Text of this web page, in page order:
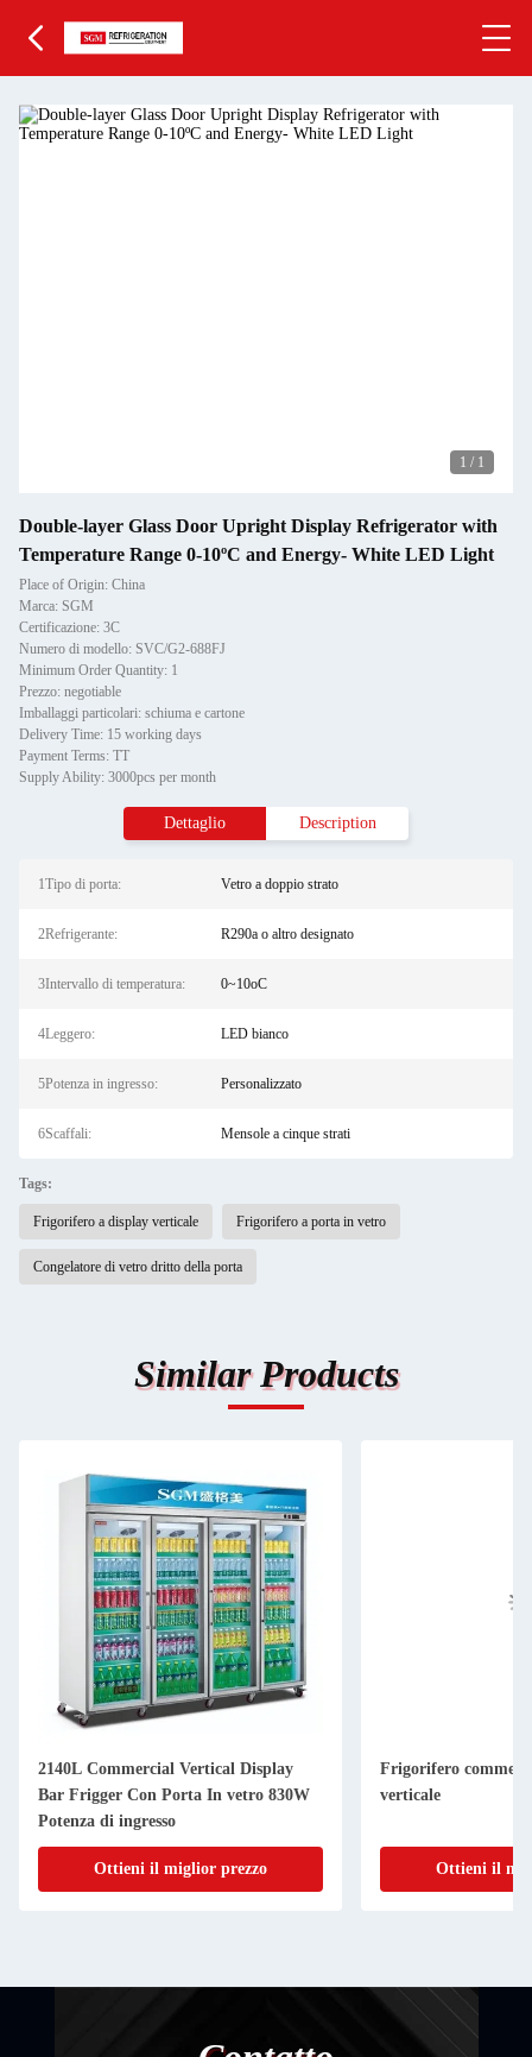
1 / 1
Double-layer Glass Door Upright Display Refrigerator with
Temperature Range 0-10ºC and Energy- White LED Light
Place of Origin: China
Marca: SGM
Certificazione: 3C
Numero di modello: SVC/G2-688FJ
Minimum Order Quantity: 1
Prezzo: negotiable
Imballaggi particolari: schiuma e cartone
Delivery Time: 15 working days
Payment Terms: TT
Supply Ability: 3000pcs per month
Dettaglio Description
1Tipo di porta: Vetro a doppio strato
2Refrigerante: R290a o altro designato
3Intervallo di temperatura: 0~10oC
4Leggero: LED bianco
5Potenza in ingresso: Personalizzato
6Scaffali: Mensole a cinque strati
Tags:
Frigorifero a display verticale Frigorifero a porta in vetro
Congelatore di vetro dritto della porta
Similar Products
2140L Commercial Vertical Display
Bar Frigger Con Porta In vetro 830W
Potenza di ingresso
Ottieni il miglior prezzo
Frigorifero
verticale
Ottieni il